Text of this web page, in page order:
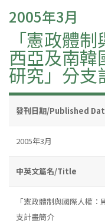
2005年3月
「憲政體
西亞及南韓
研究」分支
發刊日期/Published
2005年3月
中英文篇名/Title
「憲政體制與國際人權
支計畫簡介